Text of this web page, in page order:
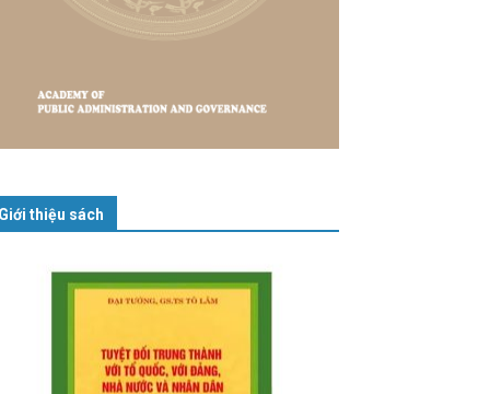
Giới thiệu sách